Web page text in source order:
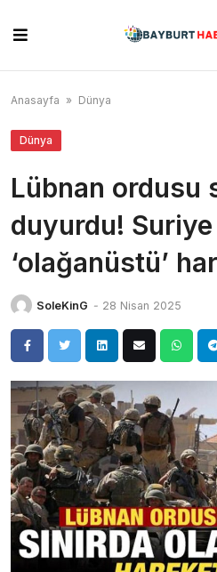
content
Anasayfa » Dünya
Dünya
Lübnan ordusu
duyurdu!
‘olağanüstü’
SoleKinG - 28 Nisan 2025